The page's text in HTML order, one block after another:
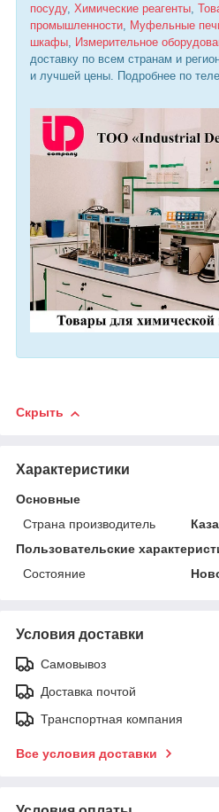
посуду, Химические реагенты,
промышленности, Муфельные
шкафы, Измерительное
доставку по всем странам и
и лучшей цены. Подробнее по
Скрыть
Характеристики
Основные
Страна производитель
Пользовательские
Состояние
Условия доставки
Самовывоз
Доставка почтой
Транспортная компания
Все условия доставки